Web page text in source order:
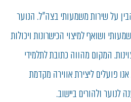
על שירות משמעותי בצה"ל. הנוער
ושואף למיצוי הכישרונות ויכולות
המקום מהווה כתובת לתלמידי
פועלים ליצירת אווירה מקדמת
לנוער ולהורים ביישוב.